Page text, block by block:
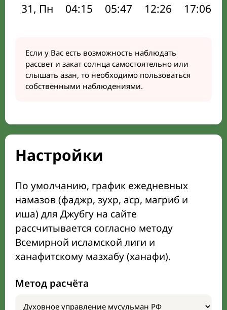
31, Пн
04:15 05:47 12:26 17:06
Если у Вас есть возможность наблюдать
рассвет и закат солнца самостоятельно или
слышать азан, то необходимо пользоваться
собственными наблюдениями.
Настройки
По умолчанию, график ежедневных
намазов (фаджр, зухр, аср, магриб и
иша) для Джубгу на сайте
рассчитывается согласно методу
Всемирной исламской лиги и
ханафитскому мазхабу (ханафи).
Метод расчёта